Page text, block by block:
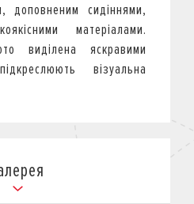
доповненим сидіннями,
матеріалами.
виділена яскравими
візуальна